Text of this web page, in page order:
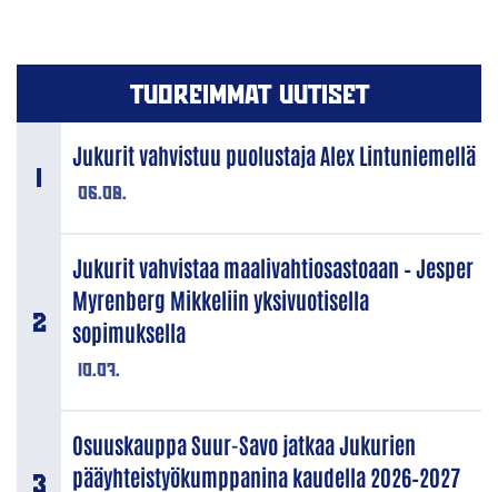
TUOREIMMAT UUTISET
06.08.
Jukurit vahvistuu puolustaja Alex Lintuniemellä
10.07.
Jukurit vahvistaa maalivahtiosastoaan – Jesper
Myrenberg Mikkeliin yksivuotisella
sopimuksella
Osuuskauppa Suur-Savo jatkaa Jukurien
pääyhteistyökumppanina kaudella 2026–2027